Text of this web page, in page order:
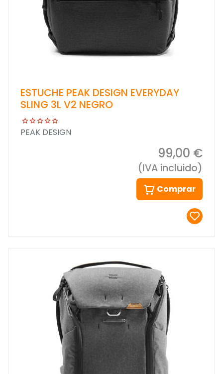
ESTUCHE PEAK DESIGN EVERYDAY
SLING 3L V2 NEGRO
PEAK DESIGN
99,00 €
(IVA incluido)
Comprar